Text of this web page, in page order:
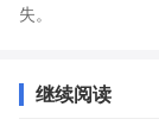
失。
继续阅读